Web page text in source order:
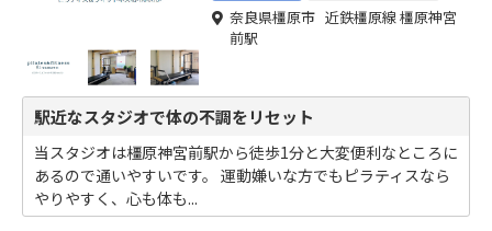
奈良県橿原市 近鉄橿原線 橿原神宮
前駅
駅近なスタジオで体の不調をリセット
当スタジオは橿原神宮前駅から徒歩1分と大変便利なところに
あるので通いやすいです。 運動嫌いな方でもピラティスなら
やりやすく、心も体も...